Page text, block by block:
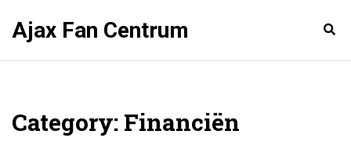
Ajax Fan Centrum
Category: Financiën